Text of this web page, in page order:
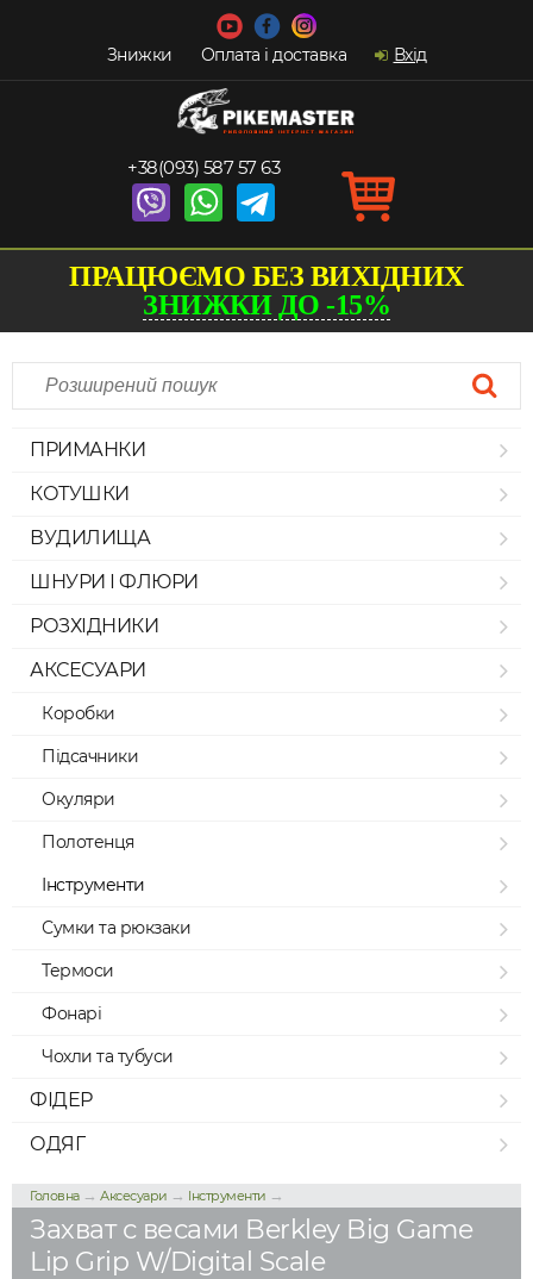
Знижки Оплата і доставка Вхід
+38(093) 587 57 63
ПРАЦЮЄМО БЕЗ ВИХІДНИХ
ЗНИЖКИ ДО -15%
ПРИМАНКИ
КОТУШКИ
ВУДИЛИЩА
ШНУРИ І ФЛЮРИ
РОЗХІДНИКИ
АКСЕСУАРИ
Коробки
Підсачники
Окуляри
Полотенця
Інструменти
Сумки та рюкзаки
Термоси
Фонарі
Чохли та тубуси
ФІДЕР
ОДЯГ
Головна→ Аксесуари → Інструменти →
Захват с весами Berkley Big Game
Lip Grip W/Digital Scale